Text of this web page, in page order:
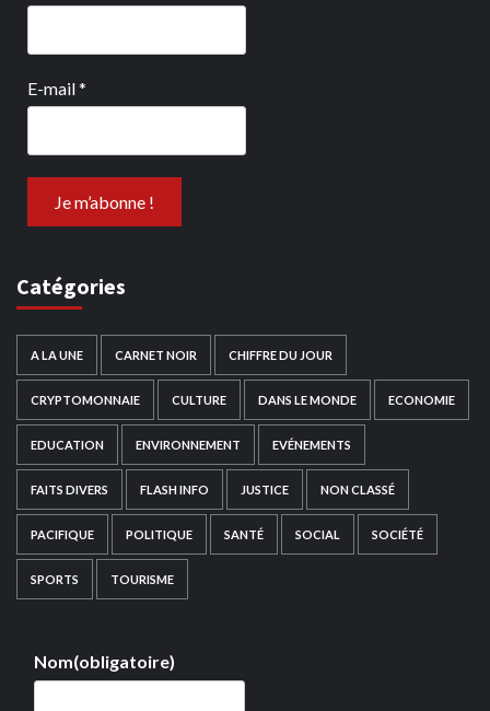
E-mail*
Catégories
A LA UNE CARNET NOIR CHIFFRE DU JOUR
CRYPTOMONNAIE CULTURE DANS LE MONDE ECONOMIE
EDUCATION ENVIRONNEMENT EVÉNEMENTS
FAITS DIVERS FLASH INFO JUSTICE NON CLASSÉ
PACIFIQUE POLITIQUE SANTÉ SOCIAL SOCIÉTÉ
SPORTS TOURISME
Nom(obligatoire)